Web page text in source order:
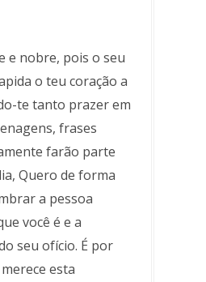
e nobre, pois o seu
o teu coração a
te tanto prazer em
frases
farão parte
Quero de forma
a pessoa
você é e a
seu ofício. É por
esta